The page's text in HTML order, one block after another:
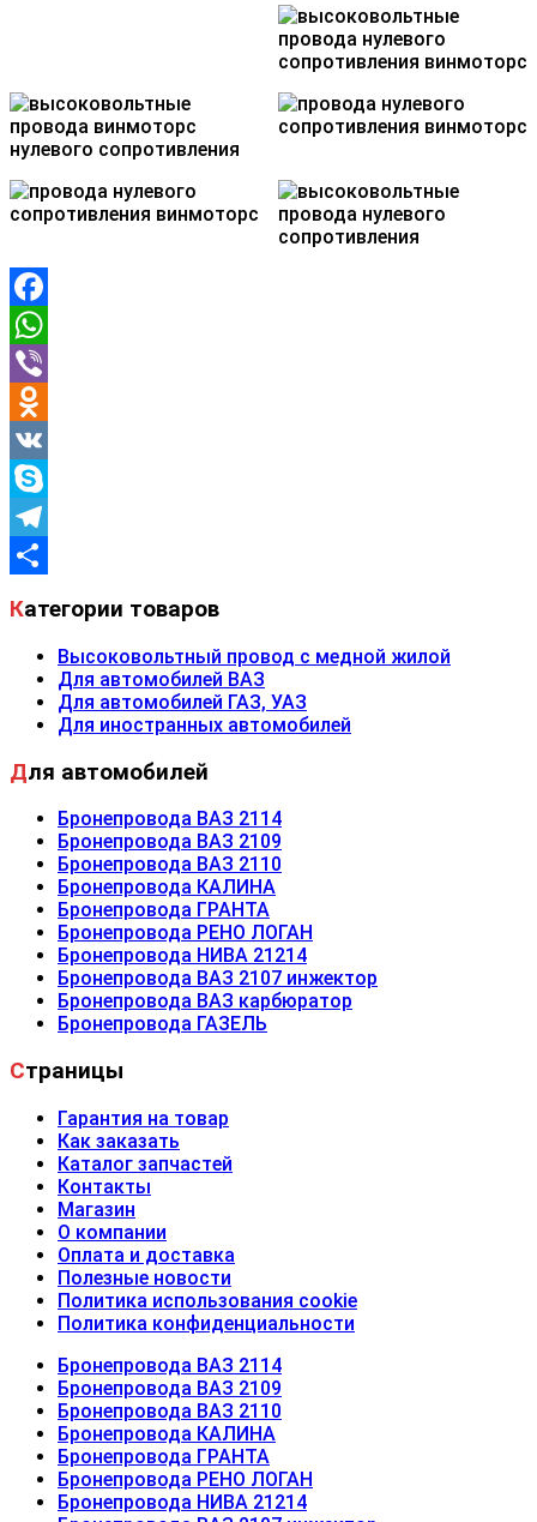
Facebook
WhatsApp
Viber
Odnoklassniki
VK
Skype
Telegram
Категории товаров
Высоковольтный провод с медной жилой
Для автомобилей ВАЗ
Для автомобилей ГАЗ, УАЗ
Для иностранных автомобилей
Для автомобилей
Бронепровода ВАЗ 2114
Бронепровода ВАЗ 2109
Бронепровода ВАЗ 2110
Бронепровода КАЛИНА
Бронепровода ГРАНТА
Бронепровода РЕНО ЛОГАН
Бронепровода НИВА 21214
Бронепровода ВАЗ 2107 инжектор
Бронепровода ВАЗ карбюратор
Бронепровода ГАЗЕЛЬ
Страницы
Гарантия на товар
Как заказать
Каталог запчастей
Контакты
Магазин
О компании
Оплата и доставка
Полезные новости
Политика использования cookie
Политика конфиденциальности
Бронепровода ВАЗ 2114
Бронепровода ВАЗ 2109
Бронепровода ВАЗ 2110
Бронепровода КАЛИНА
Бронепровода ГРАНТА
Бронепровода РЕНО ЛОГАН
Бронепровода НИВА 21214